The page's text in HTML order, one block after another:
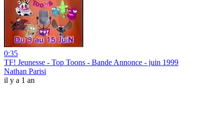
0:35
TF! Jeunesse - Top Toons - Bande Annonce - juin 1999
Nathan Parisi
il y a 1 an